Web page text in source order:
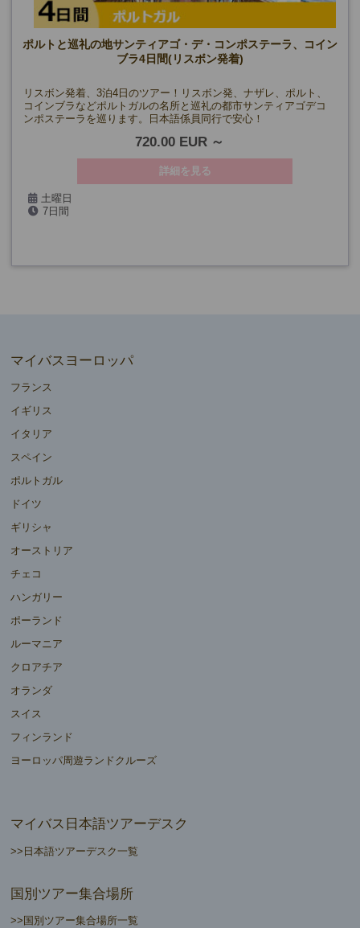
ポルトと巡礼の地サンティアゴ・デ・コンポステーラ、コイン
ブラ4日間(リスボン発着)
リスボン発着、3泊4日のツアー！リスボン発、ナザレ、ポルト、
コインブラなどポルトガルの名所と巡礼の都市サンティアゴデコ
ンポステーラを巡ります。日本語係員同行で安心！
720.00 EUR
詳細を見る
土曜日
4/11・25、5/9・23、6/6・20、
7日間
マイバスヨーロッパ
フランス
イギリス
イタリア
スペイン
ポルトガル
ドイツ
ギリシャ
オーストリア
チェコ
ハンガリー
ポーランド
ルーマニア
クロアチア
オランダ
スイス
フィンランド
ヨーロッパ周遊ランドクルーズ
マイバス日本語ツアーデスク
>>日本語ツアーデスク一覧
国別ツアー集合場所
>>国別ツアー集合場所一覧